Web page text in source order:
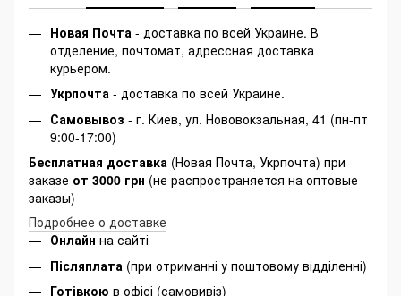
Новая Почта - доставка по всей Украине. В
отделение, почтомат, адрессная доставка
курьером.
Укрпочта - доставка по всей Украине.
Самовывоз - г. Киев, ул. Нововокзальная, 41 (пн-пт
9:00-17:00)
Бесплатная доставка (Новая Почта, Укрпочта) при
заказе от 3000 грн (не распространяется на оптовые
заказы)
Подробнее о доставке
Онлайн на сайті
Післяплата (при отриманні у поштовому відділенні)
Готівкою в офісі (самовивіз)